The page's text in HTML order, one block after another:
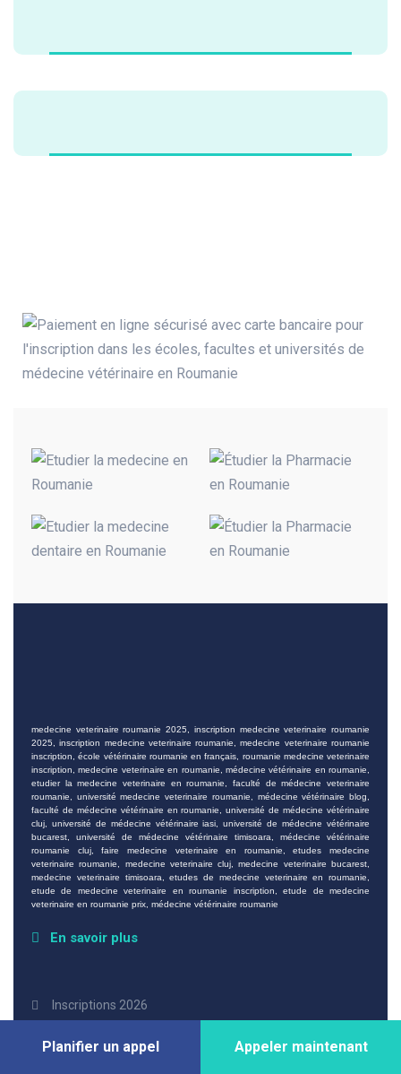
medecine veterinaire roumanie 2025
inscription medecine veterinaire roumanie
2025 ,inscription medecine veterinaire roumanie ,medecine veterinaire roumanie
inscription ,école vétérinaire roumanie en français
roumanie medecine veterinaire
inscription ,medecine veterinaire en roumanie médecine vétérinaire en roumanie
etudier la medecine veterinaire en roumanie
,faculté de médecine veterinaire
roumanie
université medecine veterinaire roumanie médecine vétérinaire blog
faculté de médecine vétérinaire en roumanie
,université de médecine vétérinaire
cluj
université de médecine vétérinaire iasi ,université de médecine vétérinaire
bucarest
université de médecine vétérinaire timisoara
médecine vétérinaire
roumanie cluj,faire medecine veterinaire en roumanie ,etudes medecine
veterinaire roumanie
medecine veterinaire cluj ,medecine veterinaire bucarest
medecine veterinaire timisoara ,etudes de medecine veterinaire en roumanie
etude de medecine veterinaire en roumanie inscription ,etude de medecine
veterinaire en roumanie prix médecine vétérinaire roumanie
En savoir plus
Inscriptions 2026
Planifier un appel Appeler maintenant